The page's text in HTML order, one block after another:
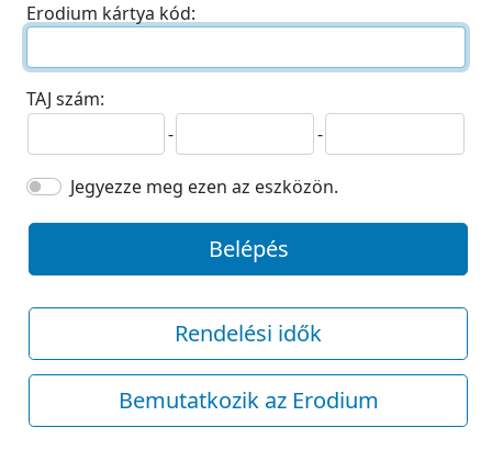
Erodium kártya kód:
TAJ szám:
-
-
Jegyezze meg ezen az eszközön.
Belépés
Rendelési idők
Bemutatkozik az Erodium